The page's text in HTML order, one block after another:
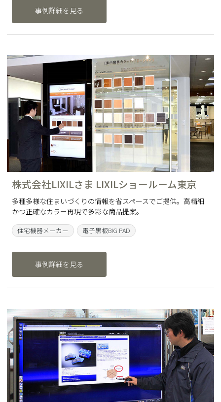
事例詳細を見る
株式会社LIXILさま LIXILショールーム東京
多種多様な住まいづくりの情報を省スペースでご提供。高精細
かつ正確なカラー再現で多彩な商品提案。
住宅機器メーカー 電子黒板BIG PAD
事例詳細を見る